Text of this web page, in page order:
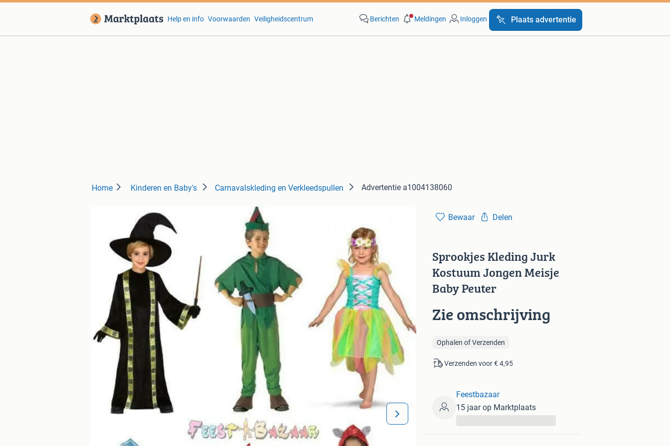
Help en info Voorwaarden Veiligheidscentrum Berichten Meldingen Inloggen Plaats advertentie
Home Kinderen en Baby's Carnavalskleding en Verkleedspullen Advertentie a1004138060
Bewaar Delen
Sprookjes Kleding Jurk
Kostuum Jongen Meisje
Baby Peuter
Zie omschrijving
Ophalen of Verzenden
Verzenden voor € 4,95
Feestbazaar
15 jaar op Marktplaats